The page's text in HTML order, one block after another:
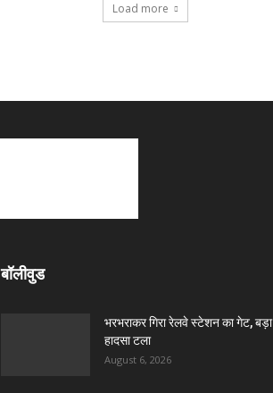
Load more
बॉलीवुड
भरभराकर गिरा रेलवे स्टेशन का गेट, बड़ा
हादसा टला
August 6, 2026